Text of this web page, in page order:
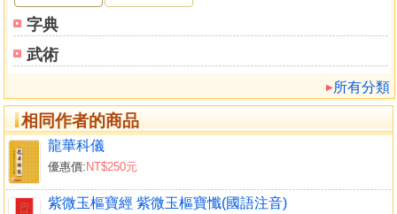
字典
武術
所有分類
相同作者的商品
龍華科儀
優惠價:NT$250元
紫微玉樞寶經 紫微玉樞寶懺(國語注音)